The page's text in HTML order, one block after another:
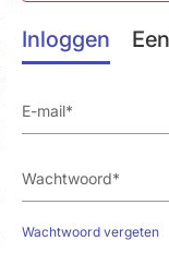
Inloggen
Wachtwoord vergeten
was
p = 0,20).
secundaire
coronaire
1,00, p =
en
armen) waren